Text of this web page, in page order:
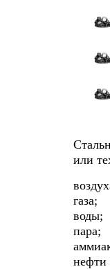
или
газа;
воды;
пара;
нефти